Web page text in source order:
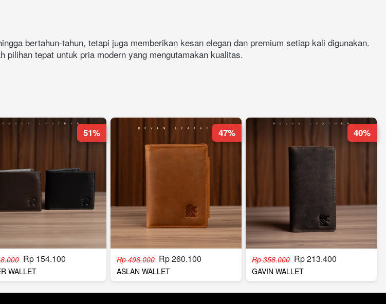
bertahun-tahun, tetapi juga memberikan kesan elegan dan premium setiap kali digunakan.
pilihan tepat untuk pria modern yang mengutamakan kualitas.
Rp 154.100
WALLET
51%
Rp 496.000 Rp 260.100
ASLAN WALLET
47%
Rp 358.000 Rp 213.400
GAVIN WALLET
40%